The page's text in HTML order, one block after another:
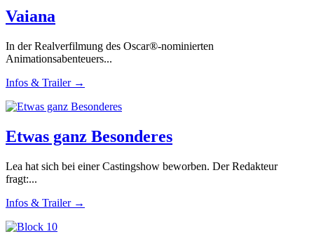
Vaiana
In der Realverfilmung des Oscar®-nominierten
Animationsabenteuers...
Infos & Trailer →
Etwas ganz Besonderes
Lea hat sich bei einer Castingshow beworben. Der Redakteur
fragt:...
Infos & Trailer →